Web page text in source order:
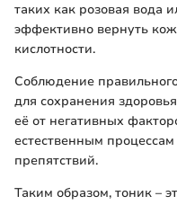
таких как розовая вода
эффективно вернуть
кислотности.
Соблюдение
для сохранения
её от негативных
естественным
препятствий.
Таким образом, тоник –